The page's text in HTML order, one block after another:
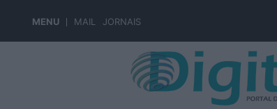
MENU MAIL JORNAIS